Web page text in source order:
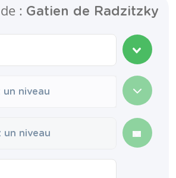
: Gatien de Radzitzky
un niveau